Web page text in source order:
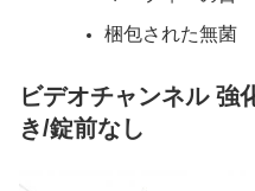
梱包された無菌
ビデオチャンネル 強
き/錠前なし